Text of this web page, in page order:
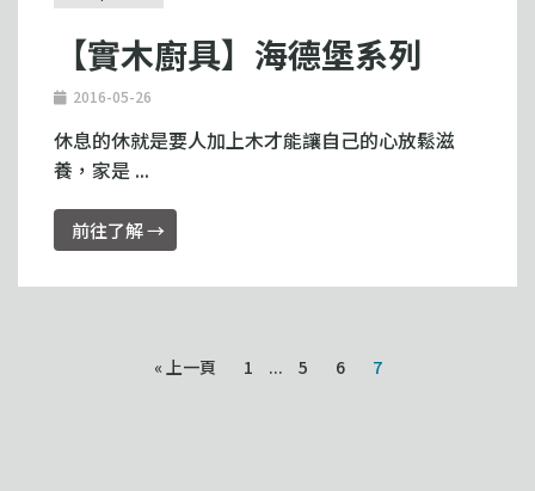
【實木廚具】海德堡系列
2016-05-26
休息的休就是要人加上木才能讓自己的心放鬆滋
養，家是 ...
前往了解 →
« 上一頁 1 ... 5 6 7